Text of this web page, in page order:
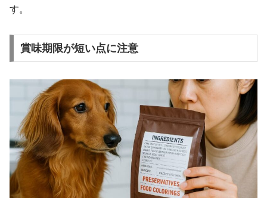
す。
賞味期限が短い点に注意